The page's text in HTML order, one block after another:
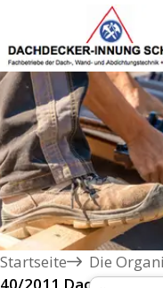
Startseite
Die